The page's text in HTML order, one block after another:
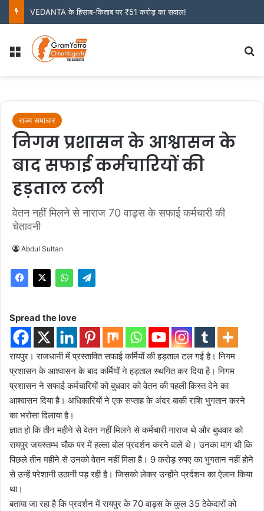
VEDANTA के हिसाब-किताब पर ₹51 करोड़ का सवाल!
Menu
राज्य समाचार
निगम प्रशासन के आश्वासन के
बाद सफाई कर्मचारियों की
हड़ताल टली
वेतन नहीं मिलने से नाराज 70 वाड्र्स के सफाई कर्मचारी की
चेतावनी
Abdul Sultan
Spread the love
रायपुर। राजधानी में प्रस्तावित सफाई कर्मियों की हड़ताल टल गई है। निगम
प्रशासन के आश्वासन के बाद कर्मियों ने हड़ताल स्थगित कर दिया है। निगम
प्रशासन ने सफाई कर्मचारियों को बुधवार को वेतन की पहली किस्त देने का
आश्वासन दिया है। अधिकारियों ने एक सप्ताह के अंदर बाकी राशि भुगतान करने
का भरोसा दिलाया है।
ज्ञात हो कि तीन महीने से वेतन नहीं मिलने से कर्मचारी नाराज थे और बुधवार को
रायपुर जयस्तम्भ चौक पर में हल्ला बोल प्रदर्शन करने वाले थे। उनका मांग थी कि
पिछले तीन महीने से उनको वेतन नहीं मिला है। 9 करोड़ रुपए का भुगतान नहीं होने
से उन्हें परेशानी उठानी पड़ रही है। जिसको लेकर उन्होंने प्रर्दशन का ऐलान किया
था।
बताया जा रहा है कि प्रदर्शन में रायपुर के 70 वाड्र्स के कुल 35 ठेकेदारों को